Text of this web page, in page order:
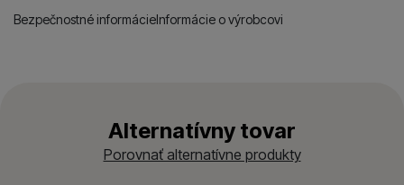
Bezpečnostné informácieInformácie o výrobcovi
Alternatívny tovar
Porovnať alternatívne produkty